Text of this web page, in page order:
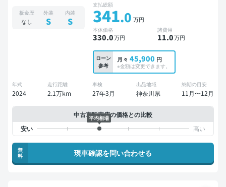
板金歴
なし
外装
S
内装
S
支払総額
341.0 万円
本体価格
330.0万円
諸費用
11.0万円
ローン
参考
月々 45,900 円
※金額は変更できます。
年式
2024
走行距離
2.1万km
車検
27年3月
出品地域
神奈川県
納期の目安
11月〜12月
中古車販売店の価格との比較
平均相場
無
料
現車確認を問い合わせる